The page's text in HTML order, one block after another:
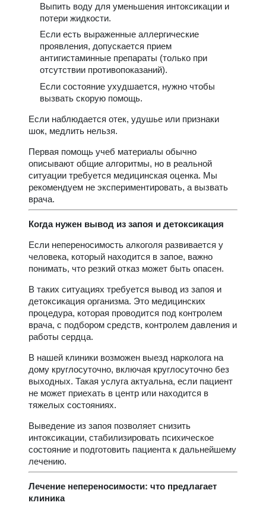
Выпить воду для уменьшения интоксикации и
потери жидкости.
Если есть выраженные аллергические
проявления, допускается прием
антигистаминные препараты (только при
отсутствии противопоказаний).
Если состояние ухудшается, нужно чтобы
вызвать скорую помощь.
Если наблюдается отек, удушье или признаки
шок, медлить нельзя.
Первая помощь учеб материалы обычно
описывают общие алгоритмы, но в реальной
ситуации требуется медицинская оценка. Мы
рекомендуем не экспериментировать, а вызвать
врача.
Когда нужен вывод из запоя и детоксикация
Если непереносимость алкоголя развивается у
человека, который находится в запое, важно
понимать, что резкий отказ может быть опасен.
В таких ситуациях требуется вывод из запоя и
детоксикация организма. Это медицинских
процедура, которая проводится под контролем
врача, с подбором средств, контролем давления и
работы сердца.
В нашей клиники возможен выезд нарколога на
дому круглосуточно, включая круглосуточно без
выходных. Такая услуга актуальна, если пациент
не может приехать в центр или находится в
тяжелых состояниях.
Выведение из запоя позволяет снизить
интоксикации, стабилизировать психическое
состояние и подготовить пациента к дальнейшему
лечению.
Лечение непереносимости: что предлагает
клиника